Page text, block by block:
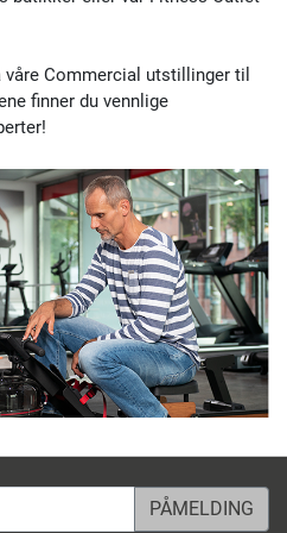
4,9 / 5(737)
(759)
våre Commercial utstillinger til
finner du vennlige